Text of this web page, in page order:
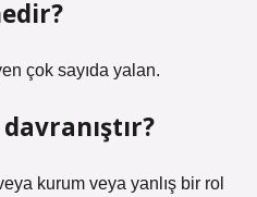
çok sayıda yalan.
kurum veya yanlış bir rol